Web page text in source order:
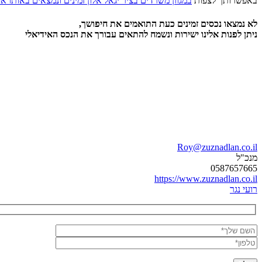
לא נמצאו נכסים זמינים כעת התואמים את חיפושך,
ניתן לפנות אלינו ישירות ונשמח להתאים עבורך את הנכס האידיאלי
Roy@zuznadlan.co.il
מנכ"ל
0587657665
https://www.zuznadlan.co.il
רועי נגר